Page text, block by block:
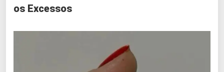
os Excessos